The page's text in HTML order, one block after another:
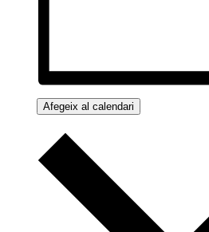
Afegeix al calendari